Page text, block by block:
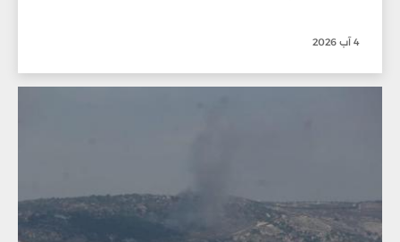
4 آب 2026